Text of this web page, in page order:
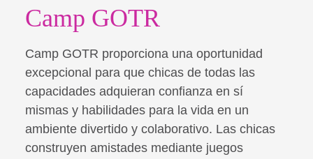
Camp GOTR
Camp GOTR proporciona una oportunidad
excepcional para que chicas de todas las
capacidades adquieran confianza en sí
mismas y habilidades para la vida en un
ambiente divertido y colaborativo. Las chicas
construyen amistades mediante juegos